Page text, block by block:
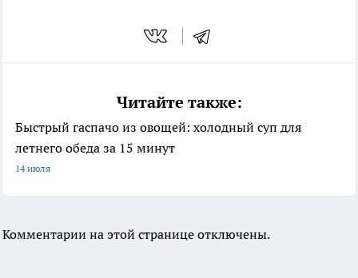
Читайте также:
Быстрый гаспачо из овощей: холодный суп для
летнего обеда за 15 минут
14 июля
Комментарии на этой странице отключены.